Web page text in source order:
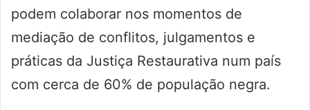
podem colaborar nos momentos de
mediação de conflitos, julgamentos e
práticas da Justiça Restaurativa num país
com cerca de 60% de população negra.